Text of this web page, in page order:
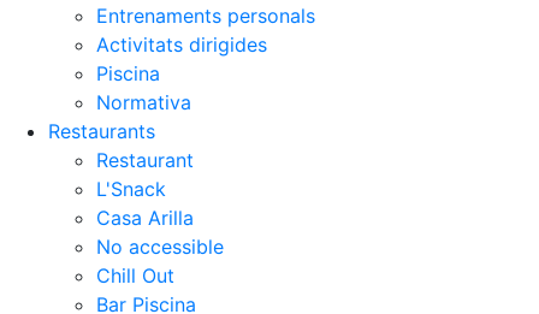
Entrenaments personals
Activitats dirigides
Piscina
Normativa
Restaurants
Restaurant
L'Snack
Casa Arilla
No accessible
Chill Out
Bar Piscina